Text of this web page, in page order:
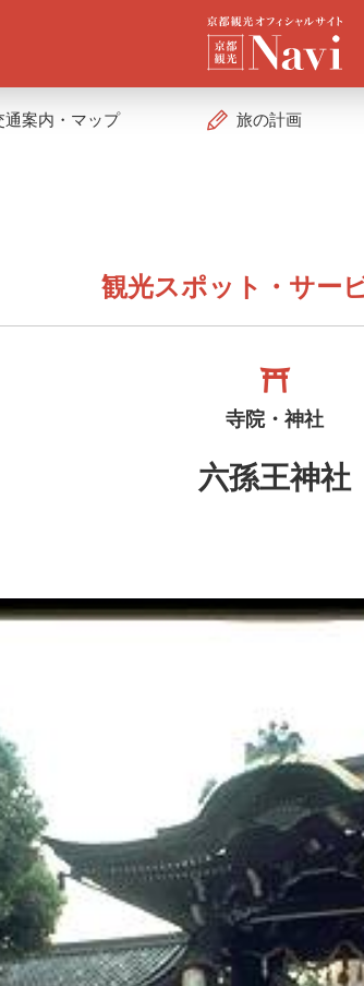
通案内・マップ 旅の計画
観光スポット・サー
寺院・神社
六孫王神社